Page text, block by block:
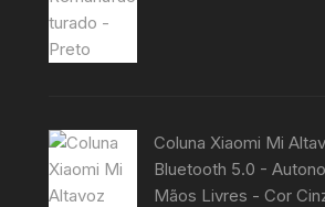
Coluna Xiaomi Mi
Bluetooth 5.0 -
Mãos Livres - Cor